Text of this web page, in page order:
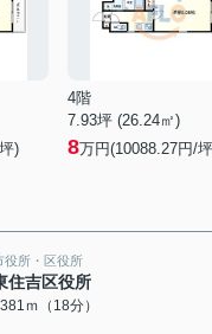
)
4階
7.93坪 (26.24㎡)
8万円(10088.27円/
役所・区役所
住吉区役所
ｍ（18分）